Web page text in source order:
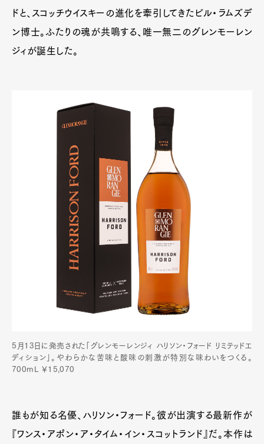
Art&DesignWatchFashion
GourmetCars
ドと、スコッチウイスキーの進化を牽引してきたビル・ラムズデ
ン博士。ふたりの魂が共鳴する、唯一無二のグレンモーレン
ジィが誕生した。
5月13日に発売された「グレンモーレンジィ ハリソン・フォード リミテッドエ
ディション」。やわらかな苦味と酸味の刺激が特別な味わいをつくる。
700mL ￥15,070
誰もが知る名優、ハリソン・フォード。彼が出演する最新作が
『ワンス・アポン・ア・タイム・イン・スコットランド』だ。本作は